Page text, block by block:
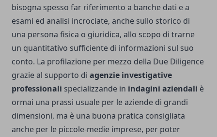
bisogna spesso far riferimento a banche dati e a
esami ed analisi incrociate, anche sullo storico di
una persona fisica o giuridica, allo scopo di trarne
un quantitativo sufficiente di informazioni sul suo
conto. La profilazione per mezzo della Due Diligence
grazie al supporto di agenzie investigative
professionali specializzande in indagini aziendali è
ormai una prassi usuale per le aziende di grandi
dimensioni, ma è una buona pratica consigliata
anche per le piccole-medie imprese, per poter